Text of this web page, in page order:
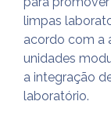
limpas
acordo com a
unidades
a integração
laboratório.